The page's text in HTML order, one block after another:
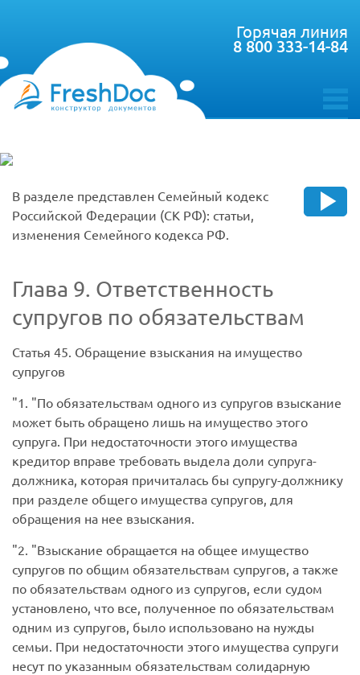
toggle
Горячая линия
8 800 333-14-84
В разделе представлен Семейный кодекс
Российской Федерации (СК РФ): статьи,
изменения Семейного кодекса РФ.
Глава 9. Ответственность
супругов по обязательствам
Статья 45. Обращение взыскания на имущество
супругов
1.
По обязательствам одного из супругов взыскание
может быть обращено лишь на имущество этого
супруга. При недостаточности этого имущества
кредитор вправе требовать выдела доли супруга-
должника, которая причиталась бы супругу-должнику
при разделе общего имущества супругов, для
обращения на нее взыскания.
2.
Взыскание обращается на общее имущество
супругов по общим обязательствам супругов, а также
по обязательствам одного из супругов, если судом
установлено, что все, полученное по обязательствам
одним из супругов, было использовано на нужды
семьи. При недостаточности этого имущества супруги
несут по указанным обязательствам солидарную